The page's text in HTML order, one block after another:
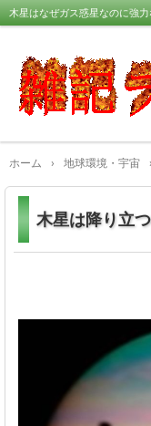
木星はなぜガス惑星なのに強
ホーム › 地球環境・宇宙 ›
木星は降り立